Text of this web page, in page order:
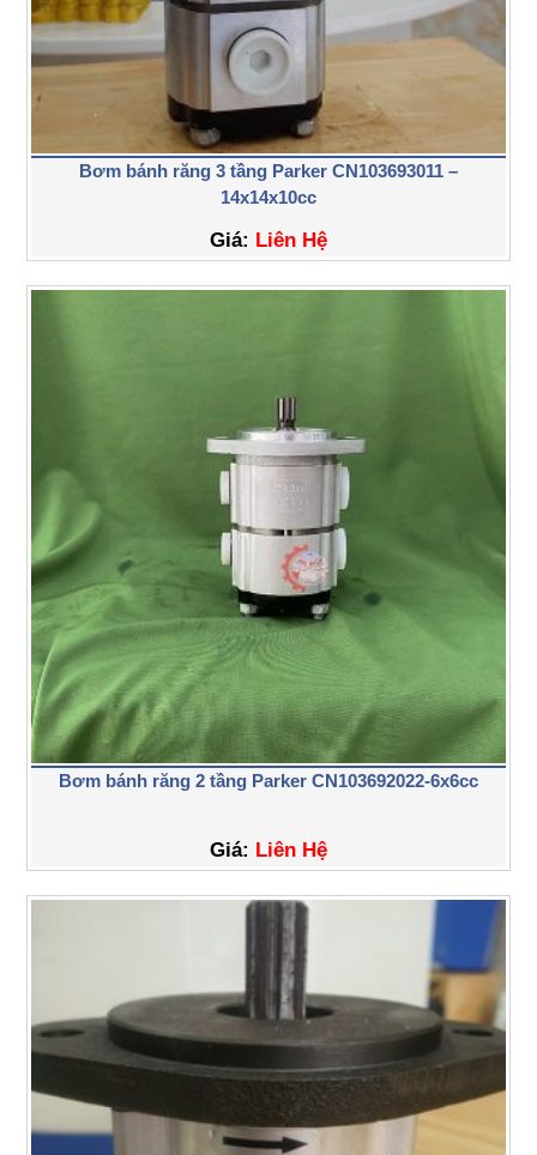
Bơm bánh răng 3 tầng Parker CN103693011 –
14x14x10cc
Giá: Liên Hệ
Bơm bánh răng 2 tầng Parker CN103692022-6x6cc
Giá: Liên Hệ